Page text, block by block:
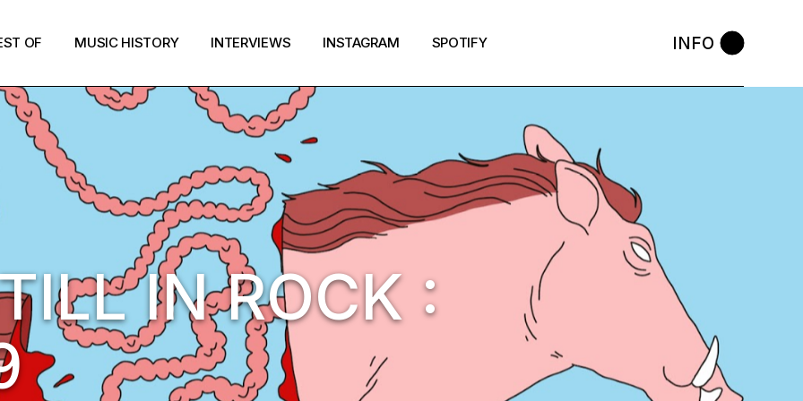
OF MUSIC HISTORY INTERVIEWS INSTAGRAM SPOTIFY INFO
IN ROCK :